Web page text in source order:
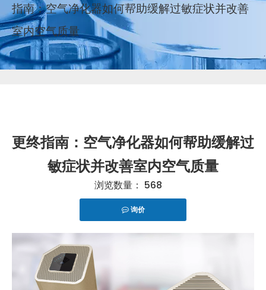
指南：空气净化器如何帮助缓解过敏症状并改善
室内空气质量
更终指南：空气净化器如何帮助缓解过
敏症状并改善室内空气质量
浏览数量： 568
询价